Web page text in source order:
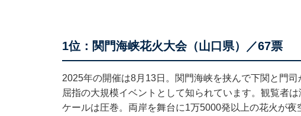
1位：関門海峡花火大会（山口県）／67票
2025年の開催は8月13日。関門海峡を挟んで下関と門
屈指の大規模イベントとして知られています。観覧者
ケールは圧巻。両岸を舞台に1万5000発以上の花火が